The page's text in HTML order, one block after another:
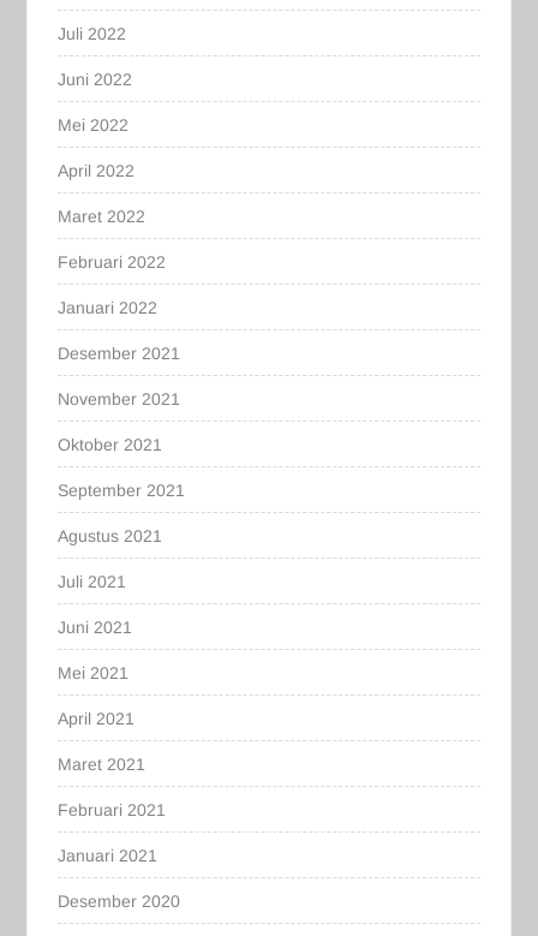
Juli 2022
Juni 2022
Mei 2022
April 2022
Maret 2022
Februari 2022
Januari 2022
Desember 2021
November 2021
Oktober 2021
September 2021
Agustus 2021
Juli 2021
Juni 2021
Mei 2021
April 2021
Maret 2021
Februari 2021
Januari 2021
Desember 2020